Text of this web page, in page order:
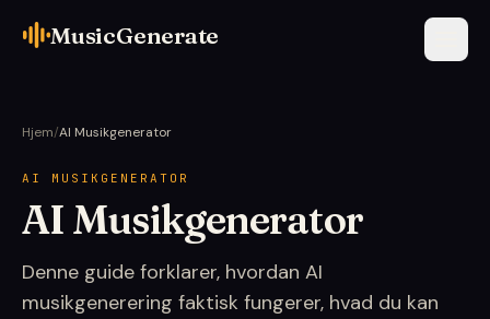
MusicGenerate
Hjem/AI Musikgenerator
AI MUSIKGENERATOR
AI Musikgenerator
Denne guide forklarer, hvordan AI
musikgenerering faktisk fungerer, hvad du kan